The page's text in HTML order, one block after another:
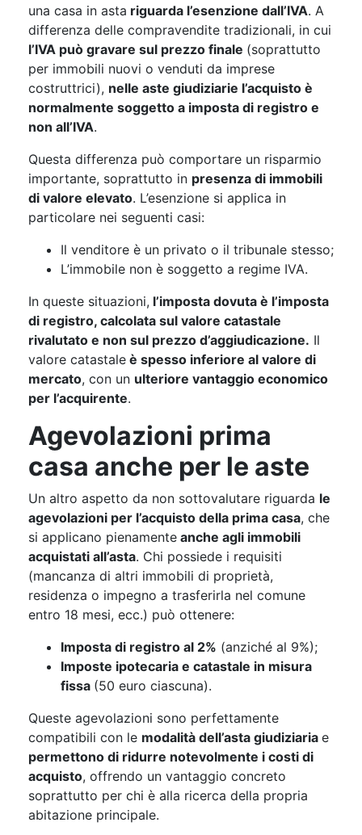
una casa in asta riguarda l’esenzione dall’IVA. A
differenza delle compravendite tradizionali, in cui
l’IVA può gravare sul prezzo finale (soprattutto
per immobili nuovi o venduti da imprese
costruttrici), nelle aste giudiziarie l’acquisto è
normalmente soggetto a imposta di registro e
non all’IVA.
Questa differenza può comportare un risparmio
importante, soprattutto in presenza di immobili
di valore elevato. L’esenzione si applica in
particolare nei seguenti casi:
Il venditore è un privato o il tribunale stesso;
L’immobile non è soggetto a regime IVA.
In queste situazioni, l’imposta dovuta è l’imposta
di registro, calcolata sul valore catastale
rivalutato e non sul prezzo d’aggiudicazione. Il
valore catastale è spesso inferiore al valore di
mercato, con un ulteriore vantaggio economico
per l’acquirente.
Agevolazioni prima
casa anche per le aste
Un altro aspetto da non sottovalutare riguarda le
agevolazioni per l’acquisto della prima casa, che
si applicano pienamente anche agli immobili
acquistati all’asta. Chi possiede i requisiti
(mancanza di altri immobili di proprietà,
residenza o impegno a trasferirla nel comune
entro 18 mesi, ecc.) può ottenere:
Imposta di registro al 2% (anziché al 9%);
Imposte ipotecaria e catastale in misura
fissa (50 euro ciascuna).
Queste agevolazioni sono perfettamente
compatibili con le modalità dell’asta giudiziaria e
permettono di ridurre notevolmente i costi di
acquisto, offrendo un vantaggio concreto
soprattutto per chi è alla ricerca della propria
abitazione principale.